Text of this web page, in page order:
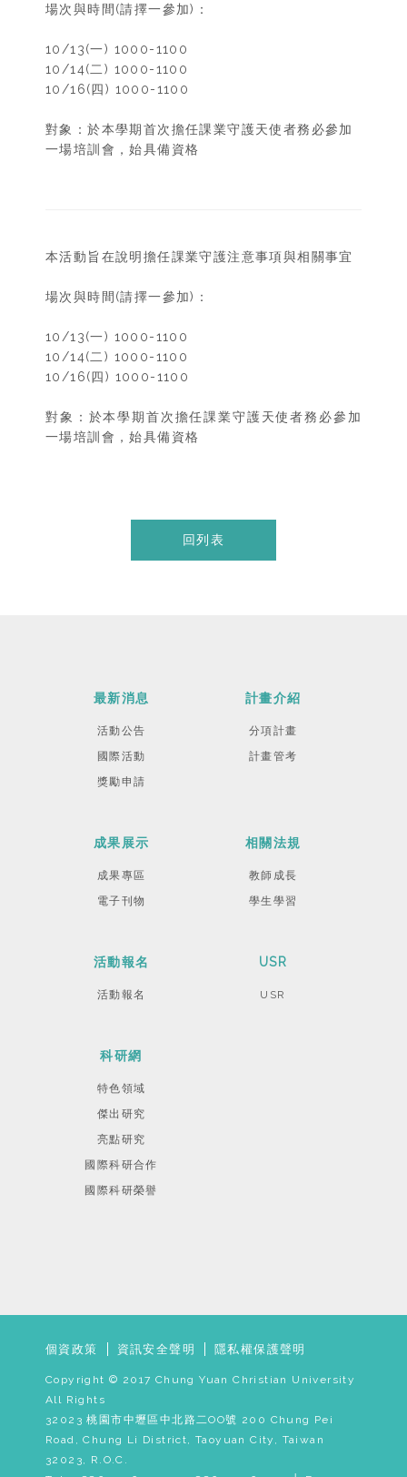
場次與時間(請擇一參加)：
10/13(一) 1000-1100
10/14(二) 1000-1100
10/16(四) 1000-1100
對象：於本學期首次擔任課業守護天使者務必參加
一場培訓會，始具備資格
本活動旨在說明擔任課業守護注意事項與相關事宜
場次與時間(請擇一參加)：
10/13(一) 1000-1100
10/14(二) 1000-1100
10/16(四) 1000-1100
對象：於本學期首次擔任課業守護天使者務必參加
一場培訓會，始具備資格
回列表
最新消息
活動公告
國際活動
獎勵申請
計畫介紹
分項計畫
計畫管考
成果展示
成果專區
電子刊物
相關法規
教師成長
學生學習
活動報名
活動報名
USR
USR
科研網
特色領域
傑出研究
亮點研究
國際科研合作
國際科研榮譽
個資政策 資訊安全聲明 隱私權保護聲明
Copyright © 2017 Chung Yuan Christian University
All Rights
32023 桃園市中壢區中北路二OO號 200 Chung Pei
Road, Chung Li District, Taoyuan City, Taiwan
32023, R.O.C.